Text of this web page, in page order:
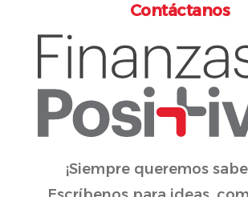
Contáctanos
¡Siempre queremos